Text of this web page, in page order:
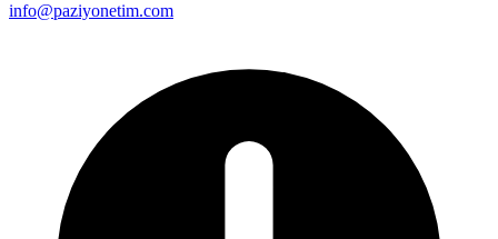
info@paziyonetim.com